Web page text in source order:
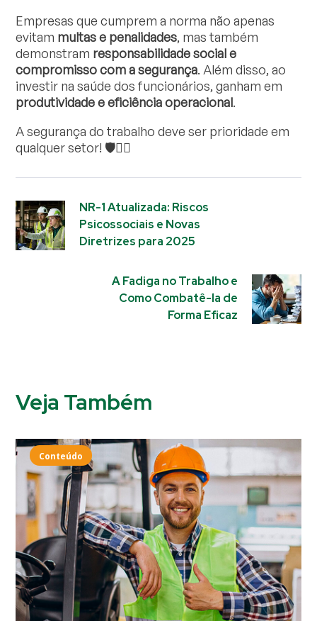
Empresas que cumprem a norma não apenas
evitam multas e penalidades, mas também
demonstram responsabilidade social e
compromisso com a segurança. Além disso, ao
investir na saúde dos funcionários, ganham em
produtividade e eficiência operacional.
A segurança do trabalho deve ser prioridade em
qualquer setor! 🛡️👷‍♂️
NR-1 Atualizada: Riscos
Psicossociais e Novas
Diretrizes para 2025
A Fadiga no Trabalho e
Como Combatê-la de
Forma Eficaz
Veja Também
Conteúdo